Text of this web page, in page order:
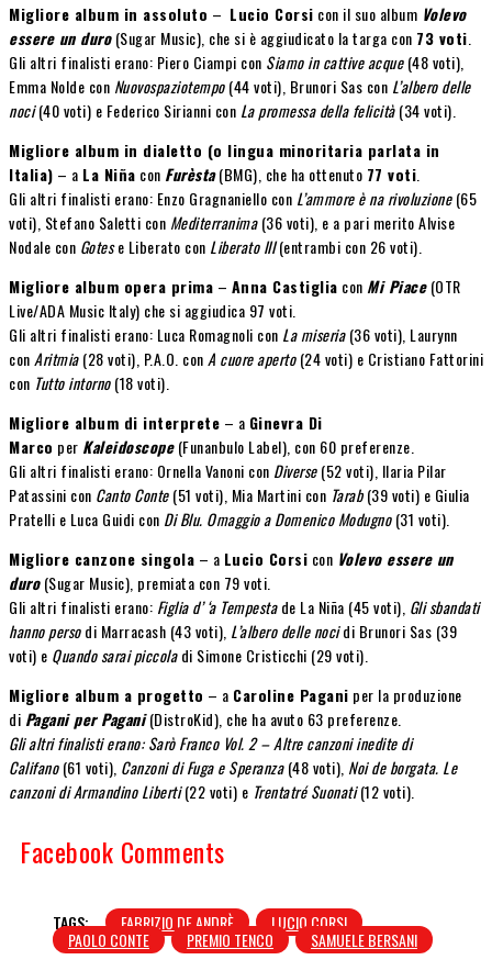
Migliore album in assoluto – Lucio Corsi con il suo album Volevo
essere un duro (Sugar Music), che si è aggiudicato la targa con 73 voti
Gli altri finalisti erano: Piero Ciampi con Siamo in cattive acque(48 voti),
Emma Nolde con Nuovospaziotempo(44 voti), Brunori Sas con L’albero delle
noci(40 voti) e Federico Sirianni con La promessa della felicità(34 voti).
Migliore album in dialetto (o lingua minoritaria parlata in
Italia) – a La Niña con Furèsta(BMG), che ha ottenuto 77 voti
Gli altri finalisti erano: Enzo Gragnaniello con L’ammore è na rivoluzione(65
voti), Stefano Saletti con Mediterranima(36 voti), e a pari merito Alvise
Nodale con Gotese Liberato con Liberato III(entrambi con 26 voti).
Migliore album opera prima – Anna Castiglia con Mi Piace(OTR
Live/ADA Music Italy) che si aggiudica 97 voti.
Gli altri finalisti erano: Luca Romagnoli con La miseria(36 voti), Laurynn
con Aritmia(28 voti), P.A.O. con A cuore aperto(24 voti) e Cristiano Fattorini
con Tutto intorno(18 voti).
Migliore album di interprete – a Ginevra Di
Marco per Kaleidoscope(Funanbulo Label), con 60 preferenze.
Gli altri finalisti erano: Ornella Vanoni con Diverse(52 voti), Ilaria Pilar
Patassini con Canto Conte(51 voti), Mia Martini con Tarab(39 voti) e Giulia
Pratelli e Luca Guidi con Di Blu. Omaggio a Domenico Modugno(31 voti).
Migliore canzone singola – a Lucio Corsi con Volevo essere un
duro(Sugar Music), premiata con 79 voti.
Gli altri finalisti erano: Figlia d’ ‘a Tempestade La Niña (45 voti), Gli sbandati
hanno persodi Marracash (43 voti), L’albero delle nocidi Brunori Sas (39
voti) e Quando sarai piccoladi Simone Cristicchi (29 voti).
Migliore album a progetto – a Caroline Pagani per la produzione
di Pagani per Pagani(DistroKid), che ha avuto 63 preferenze.
Gli altri finalisti erano: Sarò Franco Vol. 2 – Altre canzoni inedite di
Califano(61 voti), Canzoni di Fuga e Speranza(48 voti), Noi de borgata. Le
canzoni di Armandino Liberti(22 voti) e Trentatré Suonati(12 voti).
Facebook Comments
TAGS: FABRIZIO DE ANDRÈ LUCIO CORSI
PAOLO CONTE PREMIO TENCO SAMUELE BERSANI